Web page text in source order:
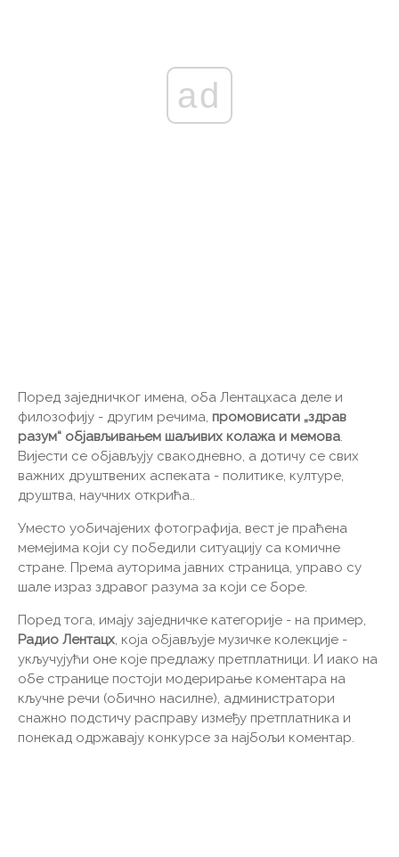
ad
Поред заједничког имена, оба Лентацхаса деле и
филозофију - другим речима, промовисати „здрав
разум“ објављивањем шаљивих колажа и мемова
Вијести се објављују свакодневно, а дотичу се свих
важних друштвених аспеката - политике, културе,
друштва, научних открића..
Уместо уобичајених фотографија, вест је праћена
мемејима који су победили ситуацију са комичне
стране. Према ауторима јавних страница, управо су
шале израз здравог разума за који се боре.
Поред тога, имају заједничке категорије - на пример,
Радио Лентацх , која објављује музичке колекције -
укључујући оне које предлажу претплатници. И иако на
обе странице постоји модерирање коментара на
кључне речи (обично насилне), администратори
снажно подстичу расправу између претплатника и
понекад одржавају конкурсе за најбољи коментар.